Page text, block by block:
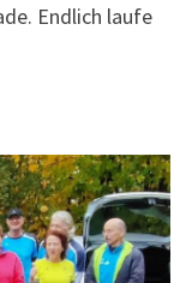
Endlich laufe